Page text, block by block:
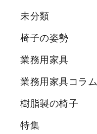
未分類
椅子の姿勢
業務用家具
業務用家具コラム
樹脂製の椅子
特集